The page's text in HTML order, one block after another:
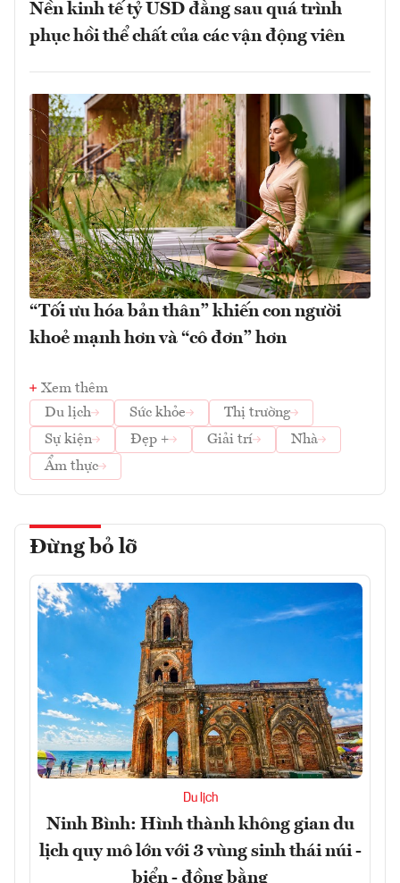
Nền kinh tế tỷ USD đằng sau quá trình
phục hồi thể chất của các vận động viên
“Tối ưu hóa bản thân” khiến con người
khoẻ mạnh hơn và “cô đơn” hơn
Xem thêm
Du lịch
Sức khỏe
Thị trường
Sự kiện
Đẹp + Giải trí
Nhà
Ẩm thực
Đừng bỏ lỡ
Du lịch
Ninh Bình: Hình thành không gian du
lịch quy mô lớn với 3 vùng sinh thái núi -
biển - đồng bằng